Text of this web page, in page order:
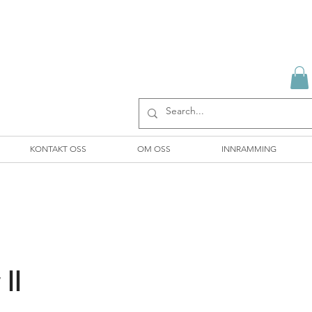
KONTAKT OSS OM OSS INNRAMMING